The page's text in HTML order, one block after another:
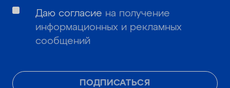
ПОДПИСАТЬСЯ
Даю согласие на получение
информационных и рекламных
сообщений